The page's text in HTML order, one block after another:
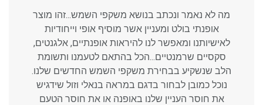
מה לא נאמר ונכתב בנושא משקפי השמש...זהו מוצר
אופנתי בולט ומעניין אשר מוסיף אופי וייחודיות
לאישיותנו ומאפשר לנו להיראות אופנתיים, אלגנטים,
סקסיים שרמנטיים...הכל בהתאם לטעמנו ותשומת
הלב שנשקיע בבחירת משקפי השמש החדשים שלנו.
נוכל כמובן לבחור בדגם במראה בנאלי וזול שידגיש
את חוסר העניין שלנו באופנה או את חוסר הטעם